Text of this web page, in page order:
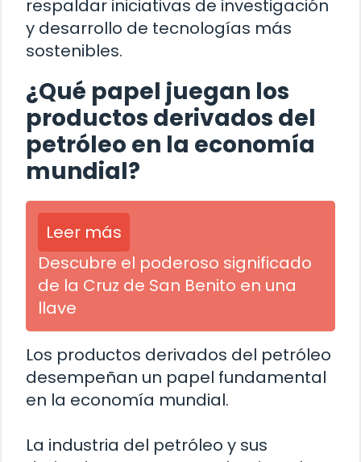
respaldar iniciativas de investigación
y desarrollo de tecnologías más
sostenibles.
¿Qué papel juegan los
productos derivados del
petróleo en la economía
mundial?
Leer más
Descubre el poderoso significado
de la Cruz de San Benito en una
llave
Los productos derivados del petróleo
desempeñan un papel fundamental
en la economía mundial.
La industria del petróleo y sus